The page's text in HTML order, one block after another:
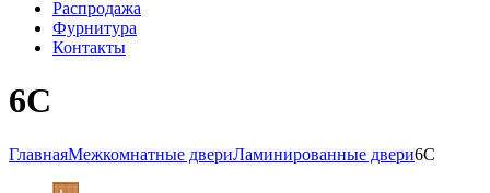
Распродажа
Фурнитура
Контакты
6С
ГлавнаяМежкомнатные двериЛаминированные двери6С